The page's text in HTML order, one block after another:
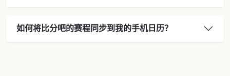
如何将比分吧的赛程同步到我的手机日历？